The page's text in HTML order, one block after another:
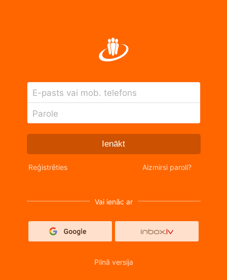
E-pasts vai mob. telefons
Parole
Ienākt
Reģistrēties Aizmirsi paroli?
Vai ienāc ar
Pilnā versija